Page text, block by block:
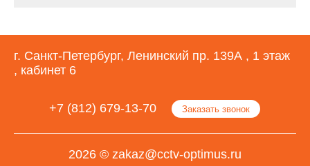
г. Санкт-Петербург, Ленинский пр. 139А , 1 этаж
, кабинет 6
+7 (812) 679-13-70 Заказать звонок
2026 © zakaz@cctv-optimus.ru